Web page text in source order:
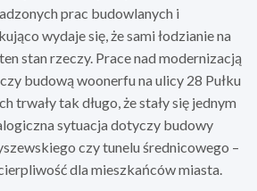
prac budowlanych i
wydaje się, że sami łodzianie na
stan rzeczy. Prace nad modernizacją
budową woonerfu na ulicy 28 Pułku
trwały tak długo, że stały się jednym
sytuacja dotyczy budowy
czy tunelu średnicowego –
dla mieszkańców miasta.